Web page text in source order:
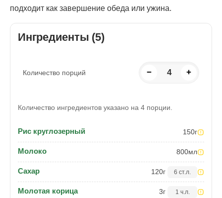
подходит как завершение обеда или ужина.
Ингредиенты (5)
Количество порций − 4 +
Количество ингредиентов указано на 4 порции.
Рис круглозерный 150г
Молоко 800мл
Сахар 120г 6 ст.л.
Молотая корица 3г 1 ч.л.